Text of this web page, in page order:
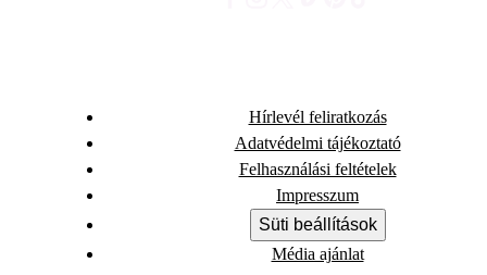
Hírlevél feliratkozás
Adatvédelmi tájékoztató
Felhasználási feltételek
Impresszum
Süti beállítások
Média ajánlat